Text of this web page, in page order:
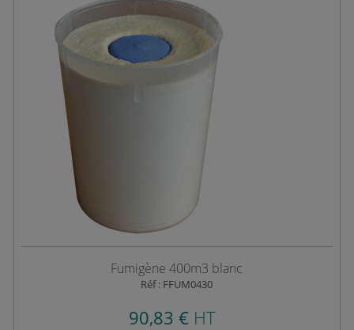
Fumigène 400m3 blanc
Réf : FFUM0430
90,83 €HT